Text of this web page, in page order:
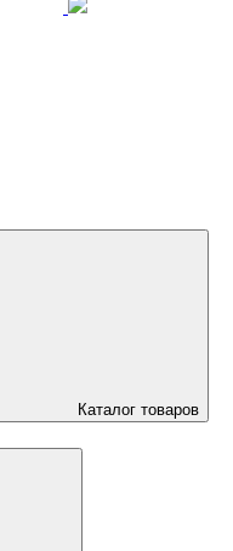
Каталог товаров